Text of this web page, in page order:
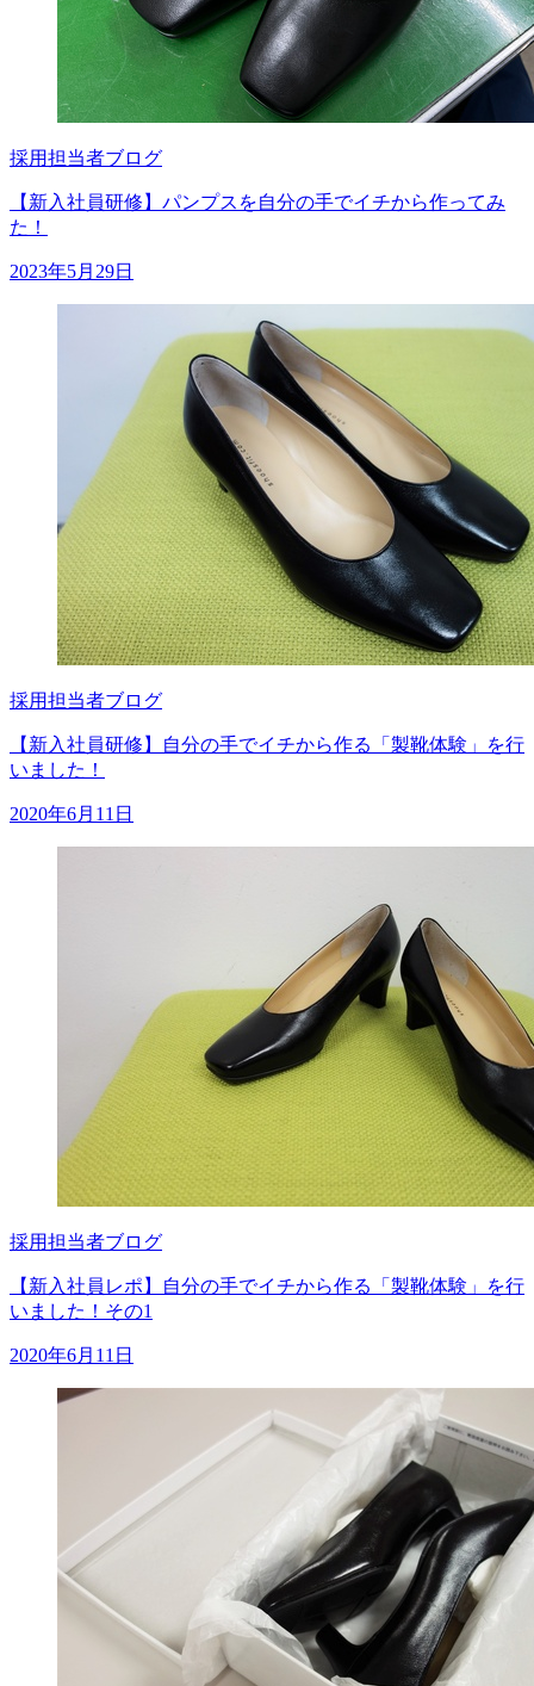
採用担当者ブログ
【新入社員研修】パンプスを自分の手でイチから作ってみ
た！
2023年5月29日
採用担当者ブログ
【新入社員研修】自分の手でイチから作る「製靴体験」を行
いました！
2020年6月11日
採用担当者ブログ
【新入社員レポ】自分の手でイチから作る「製靴体験」を行
いました！その1
2020年6月11日